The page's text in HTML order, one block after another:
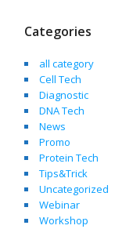
Categories
all category
Cell Tech
Diagnostic
DNA Tech
News
Promo
Protein Tech
Tips&Trick
Uncategorized
Webinar
Workshop